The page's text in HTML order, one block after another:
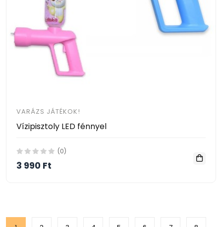
VARÁZS JÁTÉKOK!
Vízipisztoly LED fénnyel
(0)
3 990 Ft